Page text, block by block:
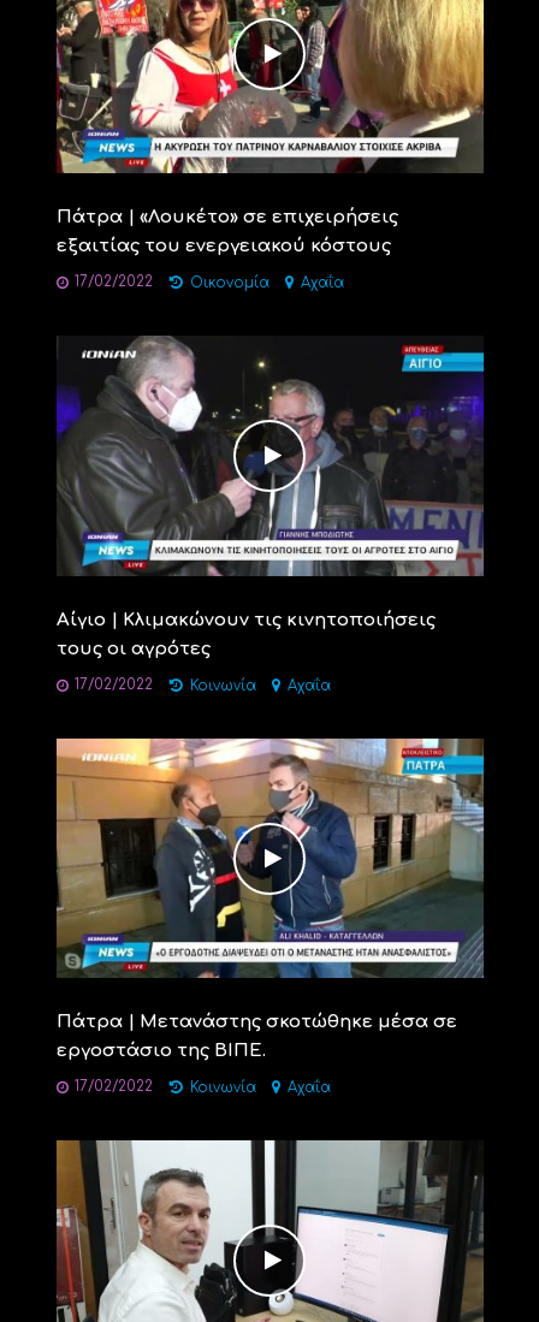
Πάτρα | «Λουκέτο» σε επιχειρήσεις
εξαιτίας του ενεργειακού κόστους
17/02/2022 Οικονομία Αχαΐα
Αίγιο | Κλιμακώνουν τις κινητοποιήσεις
τους οι αγρότες
17/02/2022 Κοινωνία Αχαΐα
Πάτρα | Μετανάστης σκοτώθηκε μέσα σε
εργοστάσιο της ΒΙΠΕ.
17/02/2022 Κοινωνία Αχαΐα